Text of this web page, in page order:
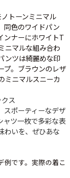
トーンミニマル
同色のワイドパン
ンナーにホワイトT
ニマルな組み合わ
ンツは綺麗めな印
プ。ブラウンのレザ
ミニマルスニーカ
ス
スポーティーなデザ
ャツ一枚で多彩な表
わいを、ぜひあな
例です。実際の着こ